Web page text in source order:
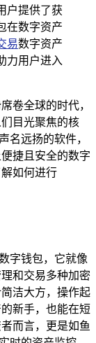
户提供了获
在数字资产
易数字资产
力用户进入
卷全球的时代，
目光聚焦的核
名远扬的软件，
捷且安全的数字
如何进行
字钱包，它就像
和交易多种加密
洁大方，操作起
新手，也能在短
而言，更是如鱼